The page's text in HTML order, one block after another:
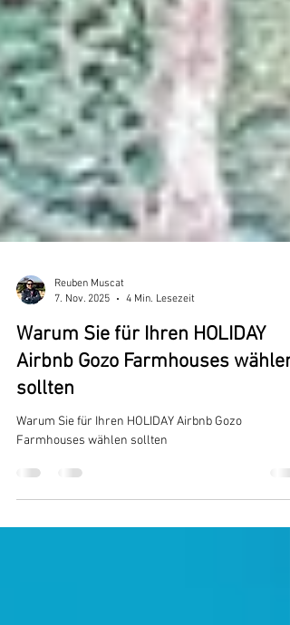
Reuben Muscat
7. Nov. 2025
4 Min. Lesezeit
Warum Sie für Ihren HOLIDAY
Airbnb Gozo Farmhouses wählen
sollten
Warum Sie für Ihren HOLIDAY Airbnb Gozo
Farmhouses wählen sollten